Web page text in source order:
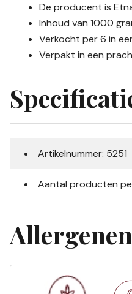
De producent is
Inhoud van 1000
Verkocht per 6 in
Verpakt in een
Artikelnummer: 5251
Aantal producten